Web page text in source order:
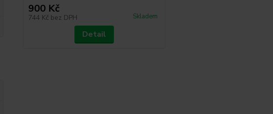
900 Kč
744 Kč bez DPH Skladem
Detail